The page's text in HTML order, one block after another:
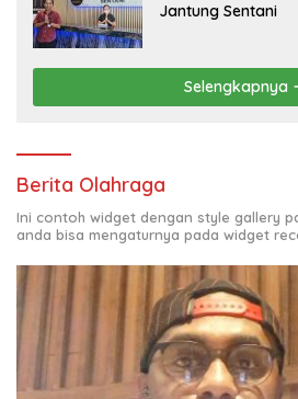
Jantung Sentani
Selengkapnya
Berita Olahraga
Ini contoh widget dengan style gallery
anda bisa mengaturnya pada widget